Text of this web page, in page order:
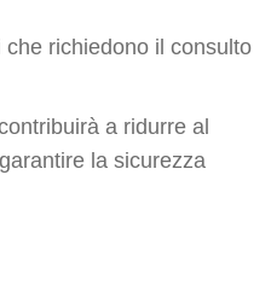
richiedono il consulto
a ridurre al
la sicurezza